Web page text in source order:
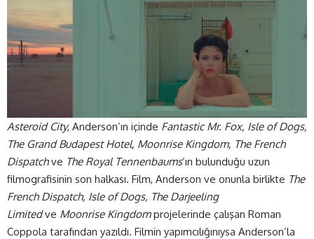
Asteroid City, Anderson’ın içinde Fantastic Mr. Fox, Isle of Dogs,
The Grand Budapest Hotel, Moonrise Kingdom, The French
Dispatchve The Royal Tennenbaums’ın bulunduğu uzun
filmografisinin son halkası. Film, Anderson ve onunla birlikte The
French Dispatch, Isle of Dogs, The Darjeeling
Limitedve Moonrise Kingdomprojelerinde çalışan Roman
Coppola tarafından yazıldı. Filmin yapımcılığınıysa Anderson’la